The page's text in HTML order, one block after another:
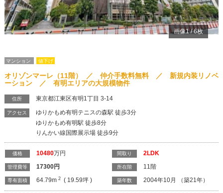
画像1/6枚
マンション 値下げ
オリゾンマーレ（11階） ／ 仲介手数料無料 ／ 新規内装リノベ
ーション ／ 有明エリアの大規模物件
住所 東京都江東区有明1丁目 3-14
アクセス
ゆりかもめ有明テニスの森駅 徒歩3分
ゆりかもめ有明駅 徒歩8分
りんかい線国際展示場 徒歩9分
価格 10480万円
管理費等 17300円
専有面積 64.79m2 ( 19.59坪 )
間取り 2LDK
所在階 11階
築年数 2004年10月 （築21年）